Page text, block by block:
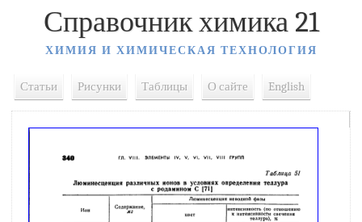
Справочник химика 21
ХИМИЯ И ХИМИЧЕСКАЯ ТЕХНОЛОГИЯ
Статьи Рисунки Таблицы О сайте English